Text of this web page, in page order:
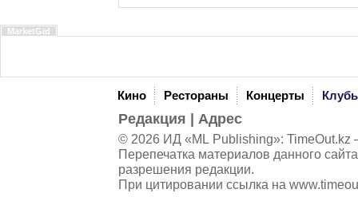
MarketGid
Кино Рестораны Концерты
Редакция Адрес
© 2026 ИД «ML Publishing»: TimeOut.kz
Перепечатка материалов данного
разрешения редакции.
При цитировании ссылка на